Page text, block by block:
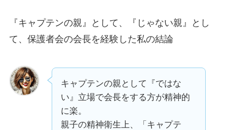
『キャプテンの親』として、『じゃない親』とし
て、保護者会の会長を経験した私の結論
キャプテンの親として『ではな
い』立場で会長をする方が精神的
に楽。
親子の精神衛生上、「キャプテ